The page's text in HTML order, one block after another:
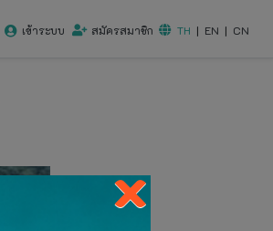
เข้าระบบ สมัครสมาชิก TH | EN | CN
×